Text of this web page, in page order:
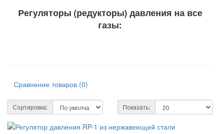
Регуляторы (редукторы) давления на все
газы:
Сравнение товаров (0)
Сортировка: Показать: